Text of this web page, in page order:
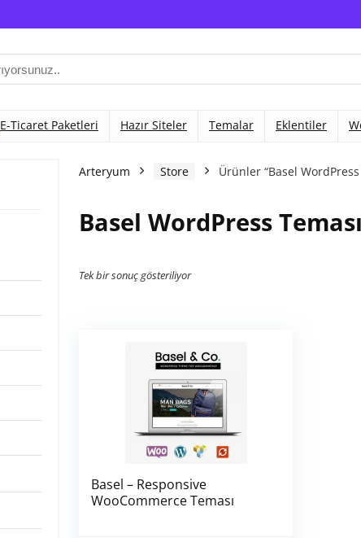
E-Ticaret Paketleri Hazır Siteler Temalar Eklentiler
Arteryum Store Ürünler “Basel
Basel WordPress Teması
Tek bir sonuç gösteriliyor
Basel – Responsive
WooCommerce Teması